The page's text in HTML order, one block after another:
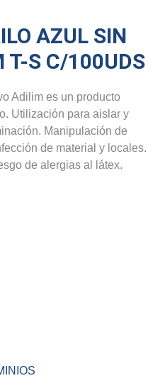
AZUL SIN
T-S C/100UDS
Adilim es un producto
Utilización para aislar y
Manipulación de
de material y locales.
de alergias al látex.